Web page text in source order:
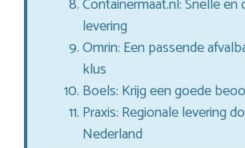
Containermaat.nl: Snelle en
levering
Omrin: Een passende
klus
Boels: Krijg een goede
Praxis: Regionale levering
Nederland